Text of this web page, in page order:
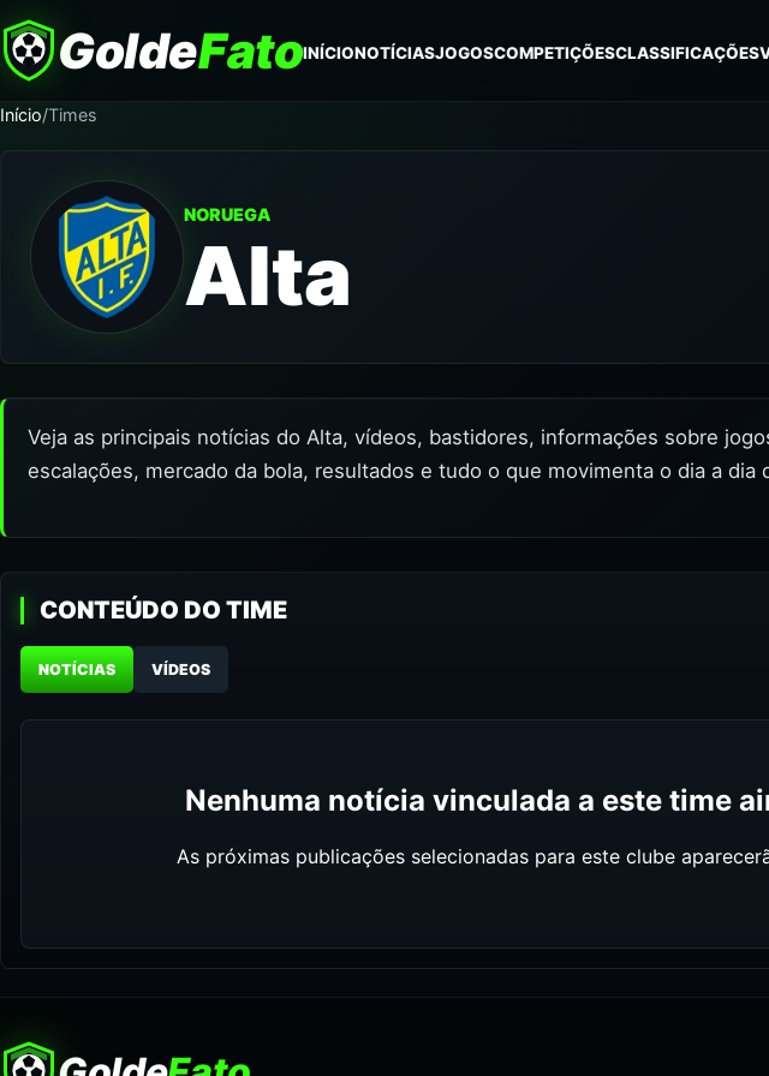
GoldeFatoINÍCIONOTÍCIASJOGOSCOMPETIÇÕESCLASSIFICAÇÕES
Início/Times
NORUEGA
Alta
Veja as principais notícias do Alta, vídeos, bastidores, informações sobre
escalações, mercado da bola, resultados e tudo o que movimenta o dia a dia
CONTEÚDO DO TIME
NOTÍCIAS VÍDEOS
Nenhuma notícia vinculada a este time
As próximas publicações selecionadas para este clube